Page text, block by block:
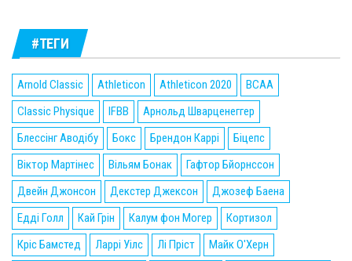
#ТЕГИ
Arnold Classic Athleticon Athleticon 2020
BCAA
Classic Physique
IFBB
Арнольд Шварценеггер
Блессінг Аводібу
Бокс Брендон Каррі
Біцепс
Віктор Мартінес
Вільям Бонак
Гафтор Бйорнссон
Двейн Джонсон
Декстер Джексон
Джозеф Баена
Едді Голл
Кай Грін Калум фон Могер
Кортизол
Кріс Бамстед
Ларрі Уілс Лі Пріст
Майк О'Херн